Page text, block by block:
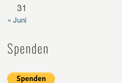
31
« Juni
Spenden